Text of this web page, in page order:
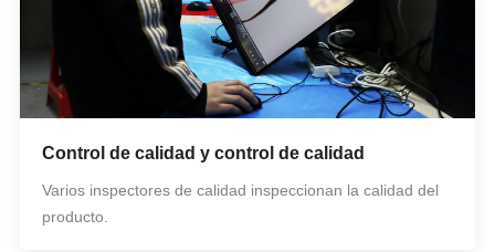
Control de calidad y control de calidad
Varios inspectores de calidad inspeccionan la calidad del
producto.